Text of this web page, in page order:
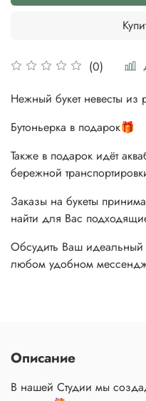
(0)
Нежный букет невесты из
Бутоньерка в подарок🎁
Также в подарок идёт
бережной
Заказы на букеты
найти для Вас
Обсудить Ваш идеальный
любом удобном
Описание
В нашей Студии мы